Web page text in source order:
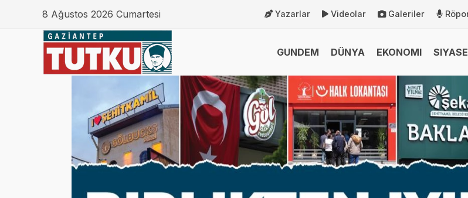
8 Ağustos 2026 Cumartesi Yazarlar Videolar Galeriler
GUNDEM DÜNYA EKONOMI